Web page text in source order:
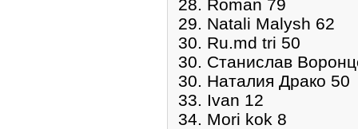
28. Roman 79
29. Natali Malysh 62
30. Ru.md tri 50
30. Станислав
30. Наталия Драко 50
33. Ivan 12
34. Mori kok 8